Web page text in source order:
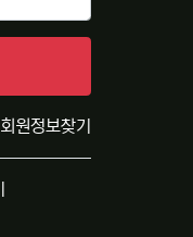
회원정보찾기